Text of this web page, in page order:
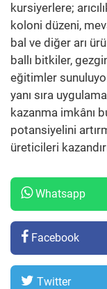
kursiyerlere;
koloni düzeni,
bal ve diğer arı
ballı bitkiler,
eğitimler
yanı sıra
kazanma imkânı
potansiyelini
üreticileri
Whatsapp
Facebook
Twitter